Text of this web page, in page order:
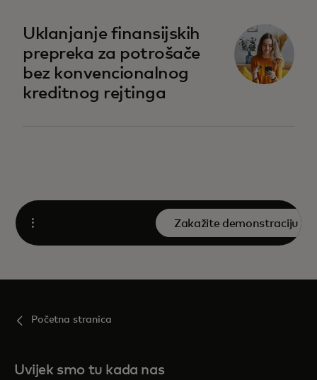
Uklanjanje finansijskih
prepreka za potrošače
bez konvencionalnog
kreditnog rejtinga
opens in a new tab
Open
Zakažite demonstraciju
Početna stranica
Uvijek smo tu kada nas